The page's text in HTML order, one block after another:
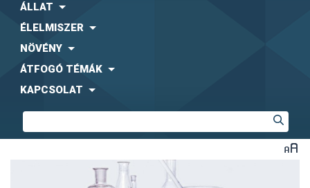
ÁLLAT
ÉLELMISZER
NÖVÉNY
ÁTFOGÓ TÉMÁK
KAPCSOLAT